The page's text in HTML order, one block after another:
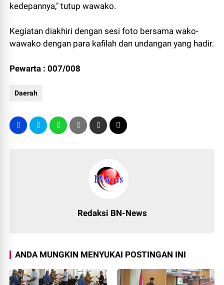
kedepannya," tutup wawako.
Kegiatan diakhiri dengan sesi foto bersama wako-
wawako dengan para kafilah dan undangan yang hadir.
Pewarta : 007/008
Daerah
Redaksi BN-News
ANDA MUNGKIN MENYUKAI POSTINGAN INI